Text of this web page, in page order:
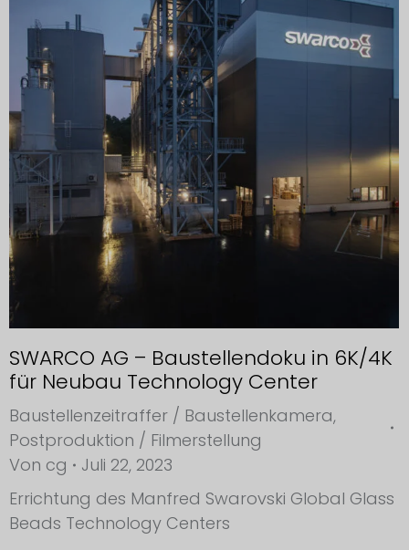
SWARCO AG – Baustellendoku in 6K/4K
für Neubau Technology Center
Baustellenzeitraffer / Baustellenkamera,
Postproduktion / Filmerstellung
Von cg
Juli 22, 2023
Errichtung des Manfred Swarovski Global Glass
Beads Technology Centers